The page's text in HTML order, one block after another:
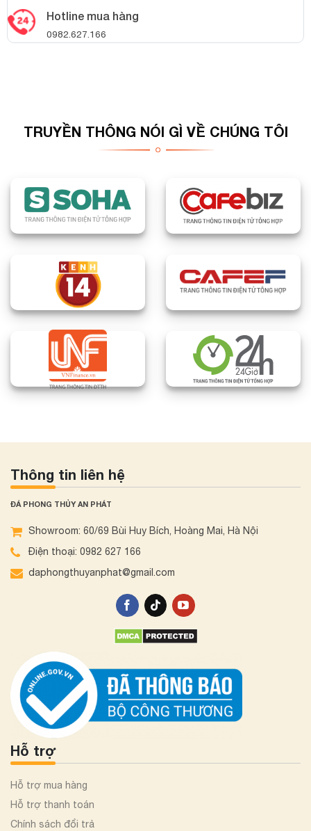
Hotline mua hàng
0982.627.166
TRUYỀN THÔNG NÓI GÌ VỀ CHÚNG TÔI
Thông tin liên hệ
ĐÁ PHONG THỦY AN PHÁT
Showroom: 60/69 Bùi Huy Bích, Hoàng Mai, Hà Nội
Điện thoại: 0982 627 166
daphongthuyanphat@gmail.com
Hỗ trợ
Hỗ trợ mua hàng
Hỗ trợ thanh toán
Chính sách đổi trả